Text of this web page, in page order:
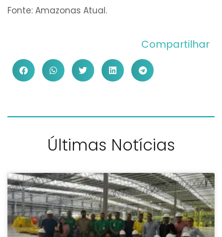
Fonte: Amazonas Atual.
Compartilhar
Últimas Notícias